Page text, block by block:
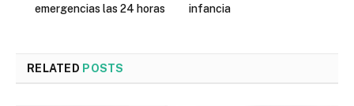
emergencias las 24 horas
infancia
RELATED POSTS